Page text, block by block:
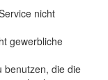
nicht
gewerbliche
benutzen, die die